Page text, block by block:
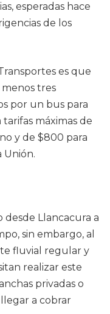
esperadas hace
de los
es que
tres
por un bus para
máximas de
y de $800 para
Unión.
desde Llancacura a
sin embargo, al
fluvial regular y
realizar este
privadas o
a cobrar